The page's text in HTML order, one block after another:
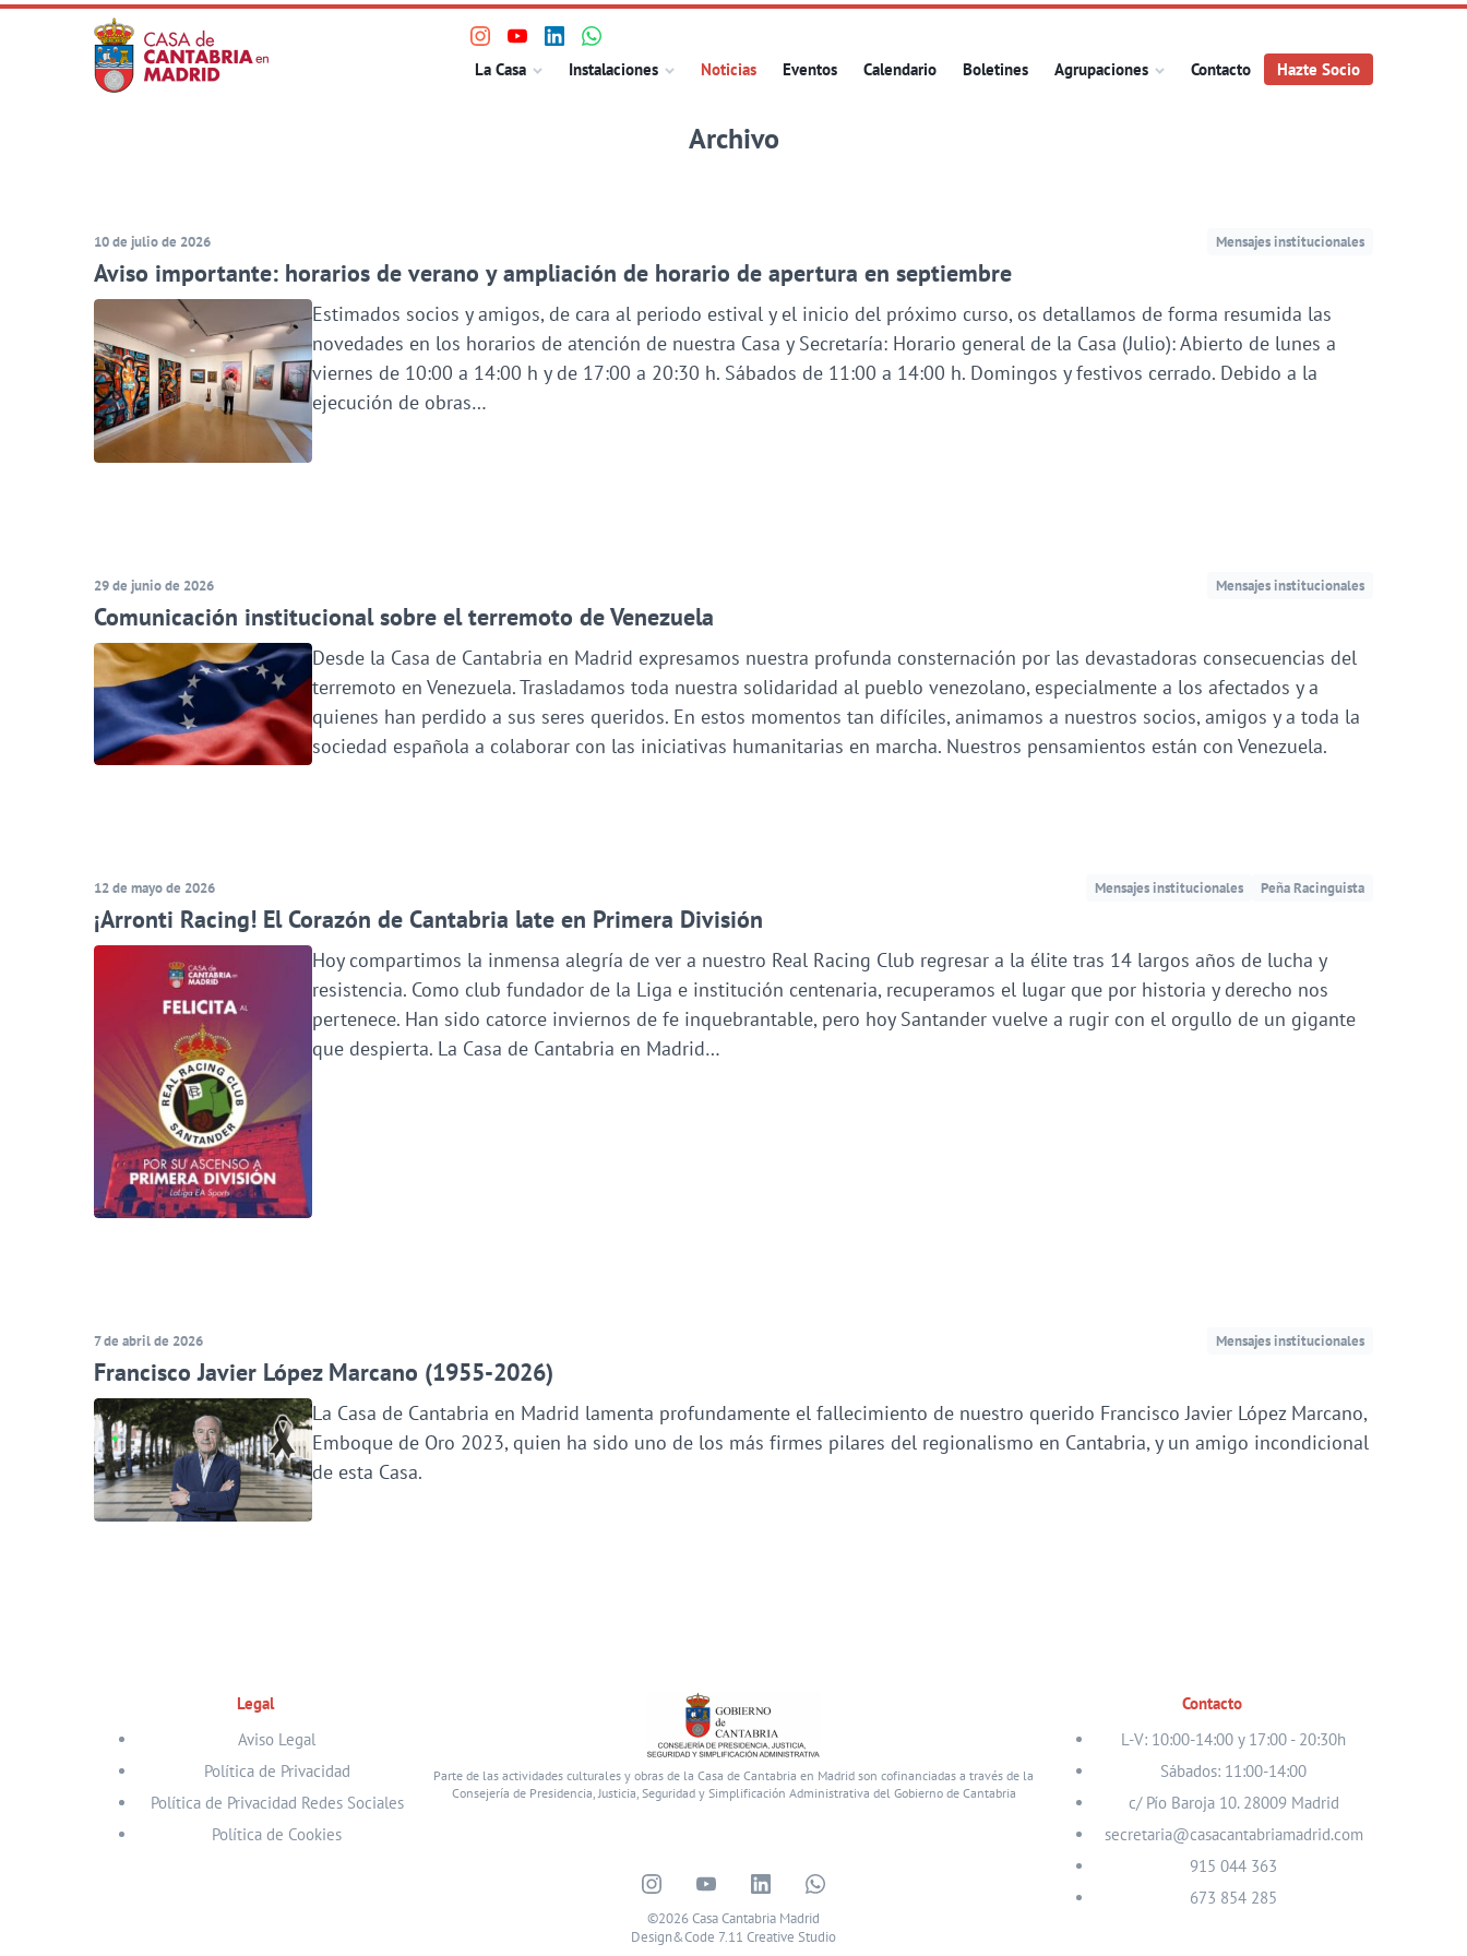
Visita
nuestro
Visita
nuestro
Visita
nuestro
Visita
nuestro
Principal
La Casa Instalaciones Noticias Eventos Calendario Boletines Agrupaciones Contacto Hazte Socio
Archivo
10 de julio de 2026 Mensajes institucionales
Aviso importante: horarios de verano y ampliación de horario de apertura en septiembre
Estimados socios y amigos, de cara al periodo estival y el inicio del próximo curso, os detallamos de forma resumida las
novedades en los horarios de atención de nuestra Casa y Secretaría: Horario general de la Casa (Julio): Abierto de lunes a
viernes de 10:00 a 14:00 h y de 17:00 a 20:30 h. Sábados de 11:00 a 14:00 h. Domingos y festivos cerrado. Debido a la
ejecución de obras…
29 de junio de 2026 Mensajes institucionales
Comunicación institucional sobre el terremoto de Venezuela
Desde la Casa de Cantabria en Madrid expresamos nuestra profunda consternación por las devastadoras consecuencias del
terremoto en Venezuela. Trasladamos toda nuestra solidaridad al pueblo venezolano, especialmente a los afectados y a
quienes han perdido a sus seres queridos. En estos momentos tan difíciles, animamos a nuestros socios, amigos y a toda la
sociedad española a colaborar con las iniciativas humanitarias en marcha. Nuestros pensamientos están con Venezuela.
12 de mayo de 2026 Mensajes institucionales Peña Racinguista
​¡Arronti Racing! El Corazón de Cantabria late en Primera División
Hoy compartimos la inmensa alegría de ver a nuestro Real Racing Club regresar a la élite tras 14 largos años de lucha y
resistencia. Como club fundador de la Liga e institución centenaria, recuperamos el lugar que por historia y derecho nos
pertenece. Han sido catorce inviernos de fe inquebrantable, pero hoy Santander vuelve a rugir con el orgullo de un gigante
que despierta. La Casa de Cantabria en Madrid…
7 de abril de 2026 Mensajes institucionales
Francisco Javier López Marcano (1955-2026)
La Casa de Cantabria en Madrid lamenta profundamente el fallecimiento de nuestro querido Francisco Javier López Marcano,
Emboque de Oro 2023, quien ha sido uno de los más firmes pilares del regionalismo en Cantabria, y un amigo incondicional
de esta Casa.
Legal
Aviso Legal
Política de Privacidad
Política de Privacidad Redes Sociales
Política de Cookies
Parte de las actividades culturales y obras de la Casa de Cantabria en Madrid son cofinanciadas a través de la
Consejería de Presidencia, Justicia, Seguridad y Simplificación Administrativa del Gobierno de Cantabria
Visita
nuestro
Visita
nuestro
Visita
nuestro
Visita
nuestro
Contacto
L-V: 10:00-14:00 y 17:00 - 20:30h
Sábados: 11:00-14:00
c/ Pío Baroja 10. 28009 Madrid
secretaria@casacantabriamadrid.com
915 044 363
673 854 285
©2026 Casa Cantabria Madrid
Design&Code 7.11 Creative Studio